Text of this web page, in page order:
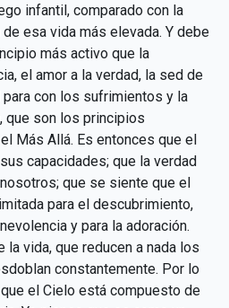
infantil, comparado con la
esa vida más elevada. Y debe
más activo que la
el amor a la verdad, la sed de
con los sufrimientos y la
que son los principios
Más Allá. Es entonces que el
capacidades; que la verdad
que se siente que el
para el descubrimiento,
y para la adoración.
vida, que reducen a nada los
constantemente. Por lo
el Cielo está compuesto de